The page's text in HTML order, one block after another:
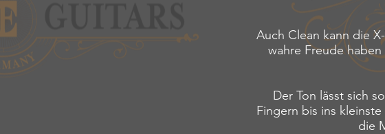
Auch Clean kann die
wahre Freude
Der Ton lässt sich
Fingern bis ins
die